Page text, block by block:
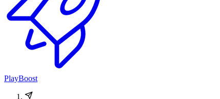
PlayBoost